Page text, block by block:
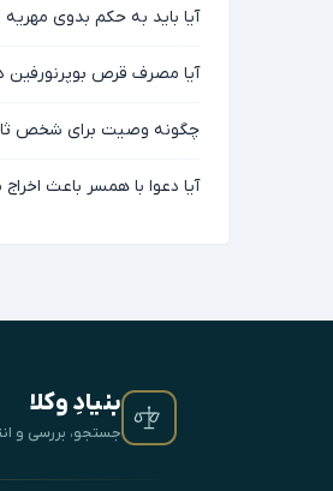
آیا باید به حکم بدوی
آیا مصرف قرص
چگونه وصیت برای شخص
آیا دعوا با همسر باعث
بنیادِ وکلا
جستجو، بررسی و